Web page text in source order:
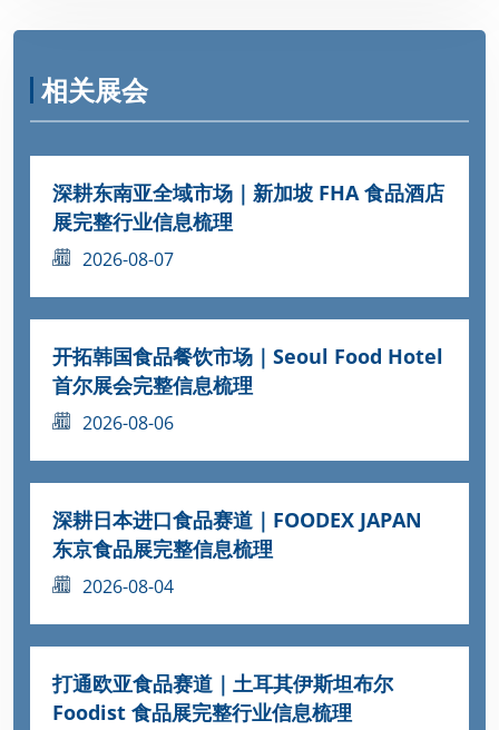
相关展会
深耕东南亚全域市场｜新加坡 FHA 食品酒店
展完整行业信息梳理
2026-08-07
开拓韩国食品餐饮市场｜Seoul Food Hotel
首尔展会完整信息梳理
2026-08-06
深耕日本进口食品赛道｜FOODEX JAPAN
东京食品展完整信息梳理
2026-08-04
打通欧亚食品赛道｜土耳其伊斯坦布尔
Foodist 食品展完整行业信息梳理